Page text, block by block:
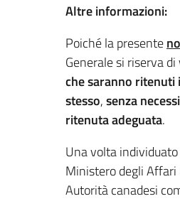
Altre informazioni:
Poiché la presente
Generale si riserva
che saranno
stesso,senza
ritenuta adeguata.
Una volta
Ministero degli Affari
Autorità canadesi